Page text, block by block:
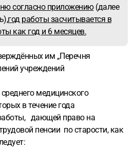
согласно приложению(далее
год работы засчитывается в
как год и 6 месяцев.
им „Перечня
учреждений
медицинского
в течение года
дающей право на
пенсии по старости, как